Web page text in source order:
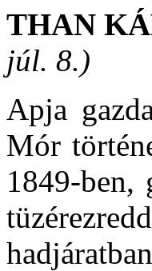
THAN
júl. 8.)
Apja
Mór
1849-ben,